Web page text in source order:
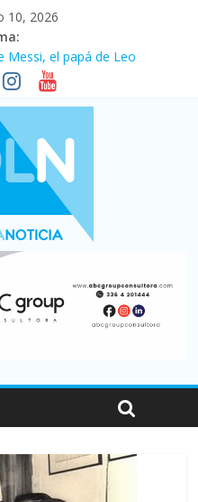
10, 2026
Messi, el papá de Leo
minoristas cayeron 3,8 en
Justicia en Florencio Varela
de exportaciones en
y registró su cuarta baja del